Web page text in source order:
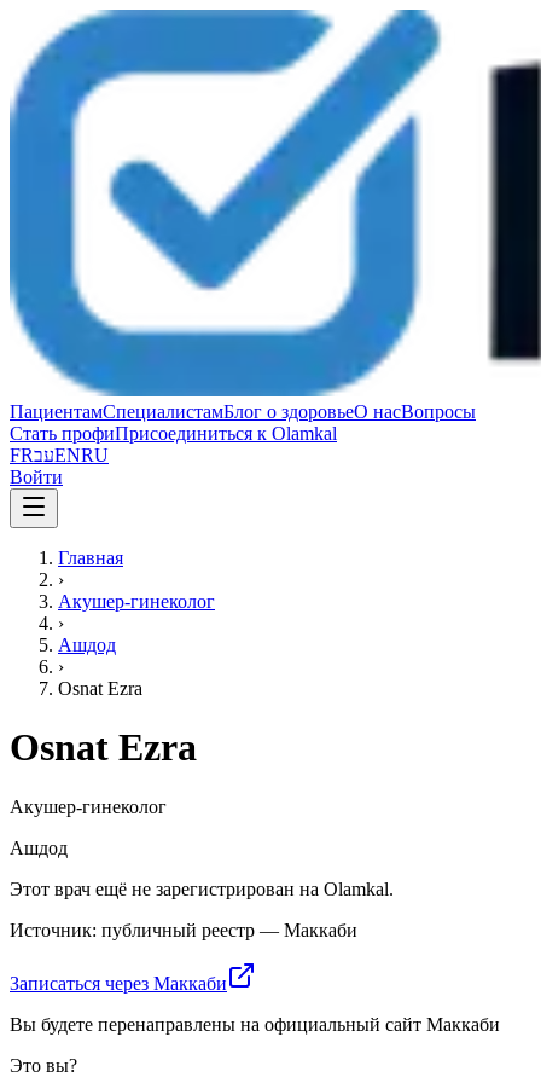
ПациентамСпециалистамБлог о здоровьеО насВопросы
Стать профиПрисоединиться к Olamkal
FRעבENRU
Войти
Главная
›
Акушер-гинеколог
›
Ашдод
›
Osnat Ezra
Osnat Ezra
Акушер-гинеколог
Ашдод
Этот врач ещё не зарегистрирован на Olamkal.
Источник: публичный реестр — Маккаби
Записаться через Маккаби
Вы будете перенаправлены на официальный сайт Маккаби
Это вы?